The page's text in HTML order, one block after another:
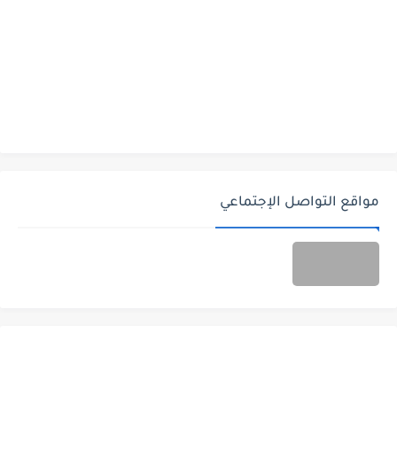
مواقع التواصل الإجتماعي